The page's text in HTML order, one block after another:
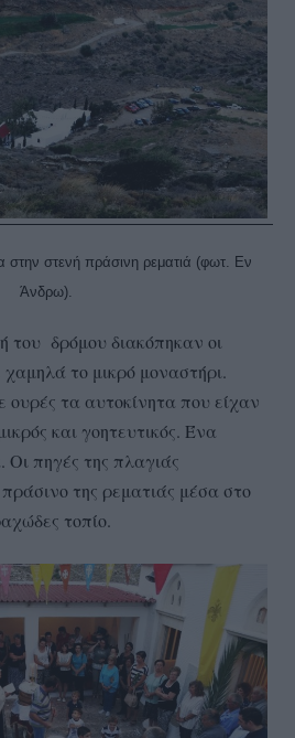
στην στενή πράσινη ρεματιά (φωτ. Εν
Άνδρω).
του δρόμου διακόπηκαν οι
το μικρό μοναστήρι.
ουρές τα αυτοκίνητα που είχαν
και γοητευτικός. Ένα
Οι πηγές της πλαγιάς
της ρεματιάς μέσα στο
τοπίο.